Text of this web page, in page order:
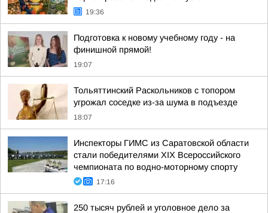
19:36
Подготовка к новому учебному году - на
финишной прямой!
19:07
Тольяттинский Раскольников с топором
угрожал соседке из-за шума в подъезде
18:07
Инспекторы ГИМС из Саратовской области
стали победителями XIX Всероссийского
чемпионата по водно-моторному спорту
17:16
250 тысяч рублей и уголовное дело за